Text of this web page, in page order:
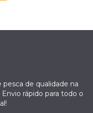
de qualidade na
rápido para todo o